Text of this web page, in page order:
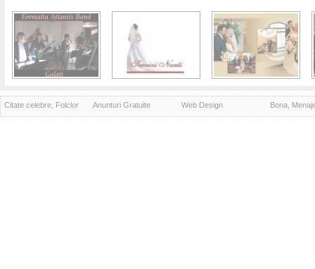
Citate celebre, Folclor Anunturi Gratuite Web Design Bona,